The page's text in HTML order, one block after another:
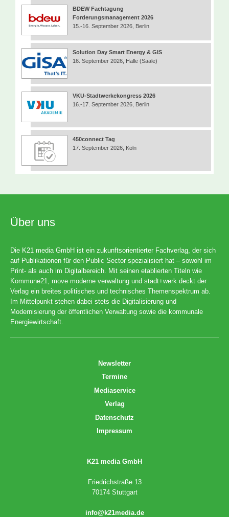
BDEW Fachtagung
Forderungsmanagement 2026
15.-16. September 2026, Berlin
Solution Day Smart Energy & GIS
16. September 2026, Halle (Saale)
VKU-Stadtwerkekongress 2026
16.-17. September 2026, Berlin
450connect Tag
17. September 2026, Köln
Über uns
Die K21 media GmbH ist ein zukunftsorientierter Fachverlag, der sich
auf Publikationen für den Public Sector spezialisiert hat – sowohl im
Print- als auch im Digitalbereich. Mit seinen etablierten Titeln wie
Kommune21, move moderne verwaltung und stadt+werk deckt der
Verlag ein breites politisches und technisches Themenspektrum ab.
Im Mittelpunkt stehen dabei stets die Digitalisierung und
Modernisierung der öffentlichen Verwaltung sowie die kommunale
Energiewirtschaft.
Newsletter
Termine
Mediaservice
Verlag
Datenschutz
Impressum
K21 media GmbH
Friedrichstraße 13
70174 Stuttgart
info@k21media.de